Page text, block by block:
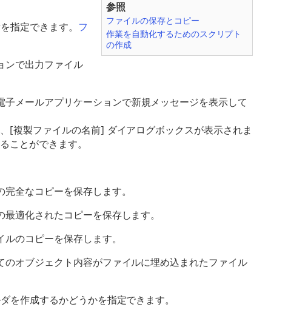
参照
ファイルの保存とコピー
作業を自動化するためのスクリプト
の作成
指定できます。 フ
ンで出力ファイル
子メールアプリケーションで新規メッセージを表示して
[複製ファイルの名前] ダイアログボックスが表示されま
ことができます。
全なコピーを保存します。
適化されたコピーを保存します。
のコピーを保存します。
のオブジェクト内容がファイルに埋め込まれたファイル
を作成するかどうかを指定できます。